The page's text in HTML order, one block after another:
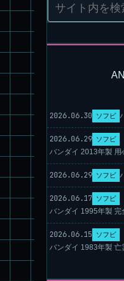
2026.06.30 ソフビ
2026.06.29 ソフビ
バンダイ 2013年製
2026.06.29 ソフビ
2026.06.17 ソフビ
バンダイ 1995年製
2026.06.15 ソフビ
バンダイ 1983年製
旧キット製作★アリイ